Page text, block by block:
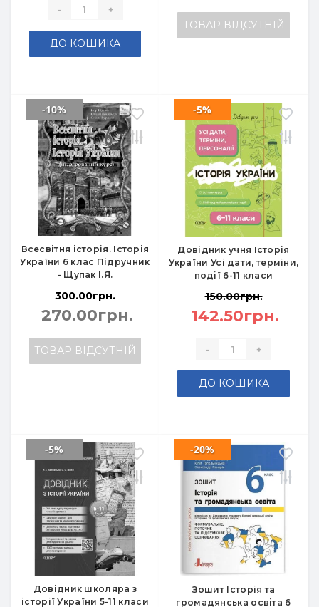
- +
ДО КОШИКА
ТОВАР ВІДСУТНІЙ
Всесвітня історія. Історія
України 6 клас Підручник
- Щупак І.Я.
-10%
300.00грн.
270.00грн.
ТОВАР ВІДСУТНІЙ
Довідник учня Історія
України Усі дати, терміни,
події 6-11 класи
-5%
150.00грн.
142.50грн.
- +
ДО КОШИКА
Довідник школяра з
історії України 5-11 класи
-5%
Зошит Історія та
громадянська освіта 6
-20%